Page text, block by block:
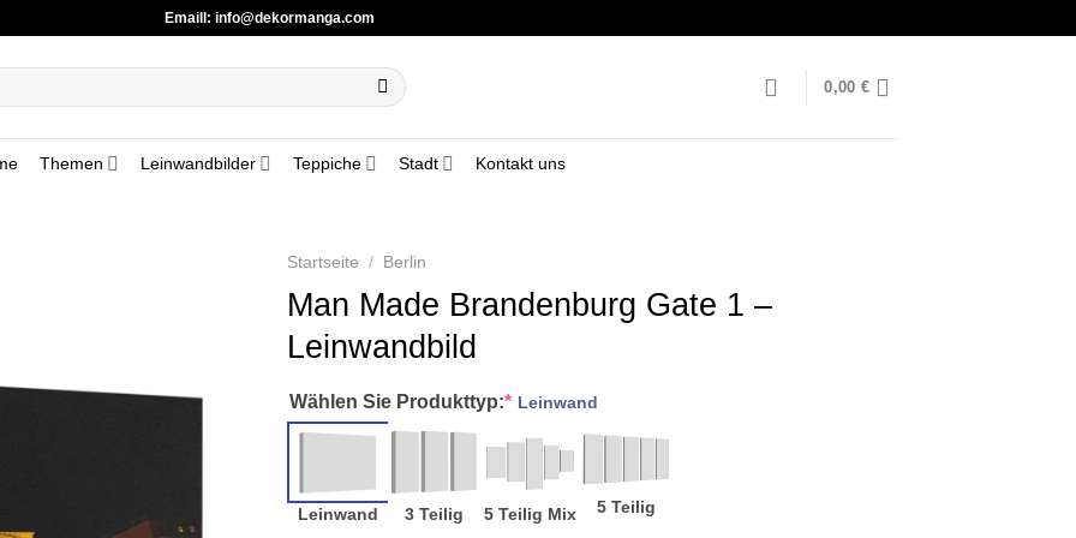
Emaill: info@dekormanga.com
0,00 €
Themen Leinwandbilder Teppiche Stadt Kontakt uns
Startseite / Berlin
Man Made Brandenburg Gate 1 –
Leinwandbild
Wählen Sie Produkttyp:* Leinwand
Leinwand 3 Teilig 5 Teilig Mix 5 Teilig